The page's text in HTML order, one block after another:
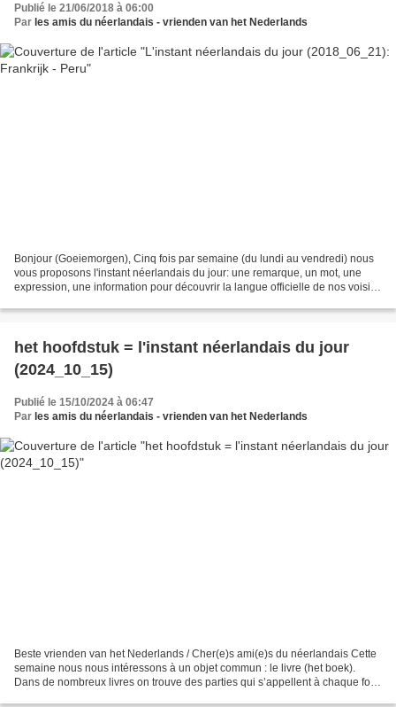
Publié le 21/06/2018 à 06:00
Par les amis du néerlandais - vrienden van het Nederlands
Bonjour (Goeiemorgen), Cinq fois par semaine (du lundi au vendredi) nous
vous proposons l'instant néerlandais du jour: une remarque, un mot, une
expression, une information pour découvrir la langue officielle de nos voisins
het hoofdstuk = l'instant néerlandais du jour
(2024_10_15)
Publié le 15/10/2024 à 06:47
Par les amis du néerlandais - vrienden van het Nederlands
Beste vrienden van het Nederlands / Cher(e)s ami(e)s du néerlandais Cette
semaine nous nous intéressons à un objet commun : le livre (het boek).
Dans de nombreux livres on trouve des parties qui s’appellent à chaque fois